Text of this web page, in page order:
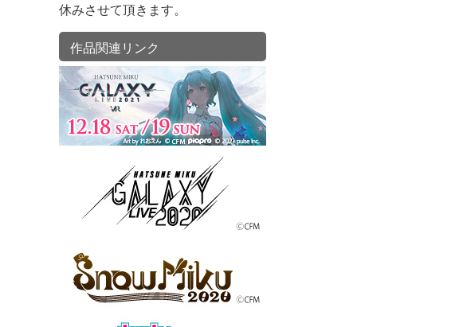
休みさせて頂きます。
作品関連リンク